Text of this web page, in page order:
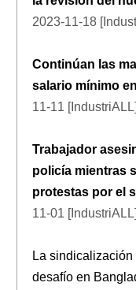
2023-11-18
Continúan las
salario mínimo
11-11 [IndustriALL]
Trabajador
policía mientras
protestas por el
11-01 [IndustriALL]
La
desafío en